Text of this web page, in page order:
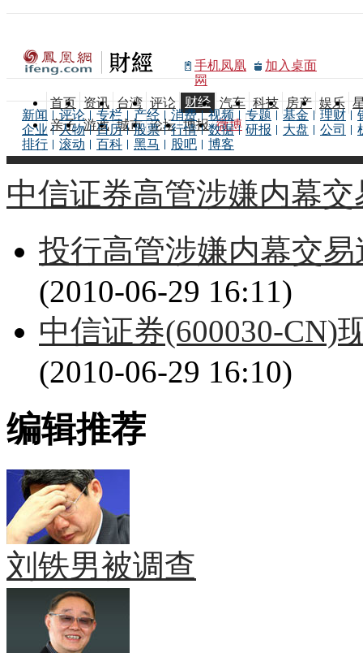
手机凤凰
网
加入桌面
首页 资讯 台湾 评论 财经 汽车 科技 房产 娱乐
亲子 游戏 城市 论坛 博报 微博
新闻 评论 专栏 产经 消费 视频 专题 基金 理财
企业
人物 日历 股票 行情 数据 研报 大盘 公司
排行
滚动 百科 黑马 股吧 博客
中信证券高管涉嫌内幕
投行高管涉嫌内幕交
(2010-06-29 16:11)
中信证券(600030-CN)
(2010-06-29 16:10)
编辑推荐
刘铁男被调查